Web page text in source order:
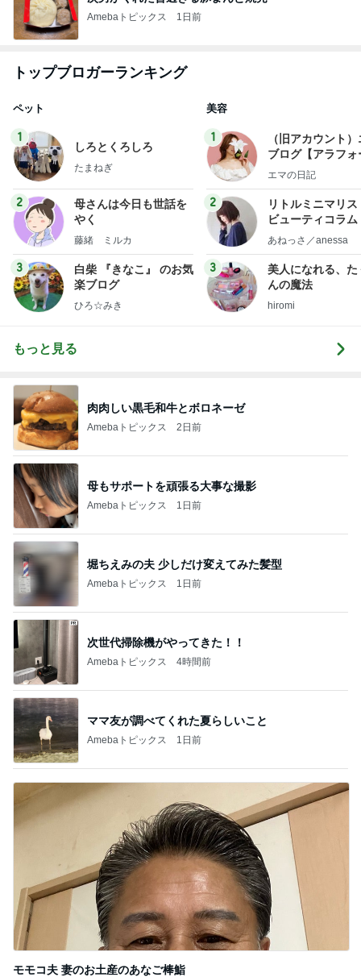
Amebaトピックス 1日前
トップブロガーランキング
ペット
1
しろとくろしろ
たまねぎ
2
母さんは今日も世話を
やく
藤緒 ミルカ
3
白柴 『きなこ』 のお気
楽ブログ
ひろ☆みき
美容
1
（旧アカウント
ブログ【アラフォ
社売却セカンドラ
エマの日記
2
リトルミニマリス
ビューティコラ
little
あねっさ／anessa
3
美人になれる、た
んの魔法
hiromi
もっと見る
肉肉しい黒毛和牛とボロネーゼ
Amebaトピックス 2日前
母もサポートを頑張る大事な撮影
Amebaトピックス 1日前
堀ちえみの夫 少しだけ変えてみた髪型
Amebaトピックス 1日前
次世代掃除機がやってきた！！
Amebaトピックス 4時間前
ママ友が調べてくれた夏らしいこと
Amebaトピックス 1日前
モモコ夫 妻のお土産のあなご棒鮨